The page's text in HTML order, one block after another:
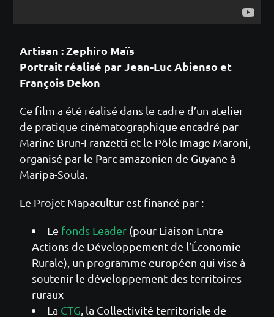
Artisan : Zephiro Maïs
Portrait réalisé par Jean-Luc Abienso et
François Dekon
Ce film a été réalisé dans le cadre d’un atelier
de pratique cinématographique encadré par
Marine Brun-Franzetti et le Pôle Image Maroni,
organisé par le Parc amazonien de Guyane à
Maripa-Soula.
Le Projet Mapacultur est financé par :
Le fonds Leader (pour Liaison Entre
Actions de Développement de l’Économie
Rurale), un programme européen qui vise à
soutenir le développement des territoires
ruraux
La CTG , la Collectivité territoriale de